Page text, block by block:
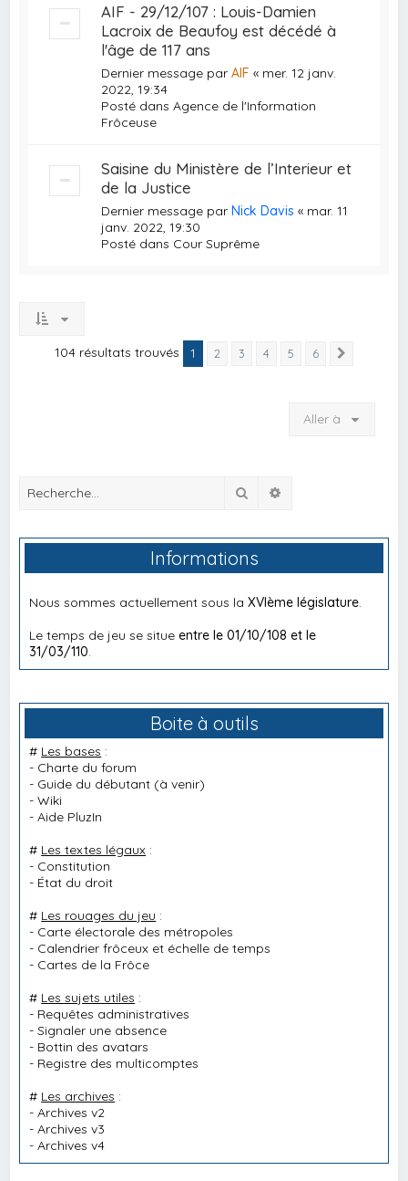
AIF - 29/12/107 : Louis-Damien
Lacroix de Beaufoy est décédé à
l'âge de 117 ans
Dernier message parAIF « mer. 12 janv.
2022, 19:34
Posté dansAgence de l'Information
Frôceuse
Saisine du Ministère de l’Interieur et
de la Justice
Dernier message parNick Davis « mar. 11
janv. 2022, 19:30
Posté dans Cour Suprême
104 résultats trouvés 1 2 3 4 5 6
Aller à
Rechercher
Informations
Nous sommes actuellement sous laXVIème législature
Le temps de jeu se situeentre le 01/10/108 et le
31/03/110
Boite à outils
# Les bases :
- Charte du forum
- Guide du débutant (à venir)
-Wiki
-Aide PluzIn
# Les textes légaux :
- Constitution
- État du droit
# Les rouages du jeu :
- Carte électorale des métropoles
- Calendrier frôceux et échelle de temps
- Cartes de la Frôce
# Les sujets utiles :
- Requêtes administratives
-Signaler une absence
- Bottin des avatars
- Registre des multicomptes
# Les archives :
-Archives v2
-Archives v3
-Archives v4